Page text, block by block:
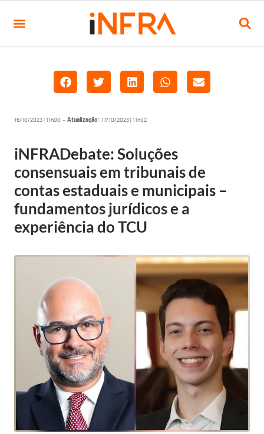
16/10/2023 | 11h00 • Atualização: 17/10/2023 | 11h02
iNFRADebate: Soluções
consensuais em tribunais de
contas estaduais e municipais –
fundamentos jurídicos e a
experiência do TCU